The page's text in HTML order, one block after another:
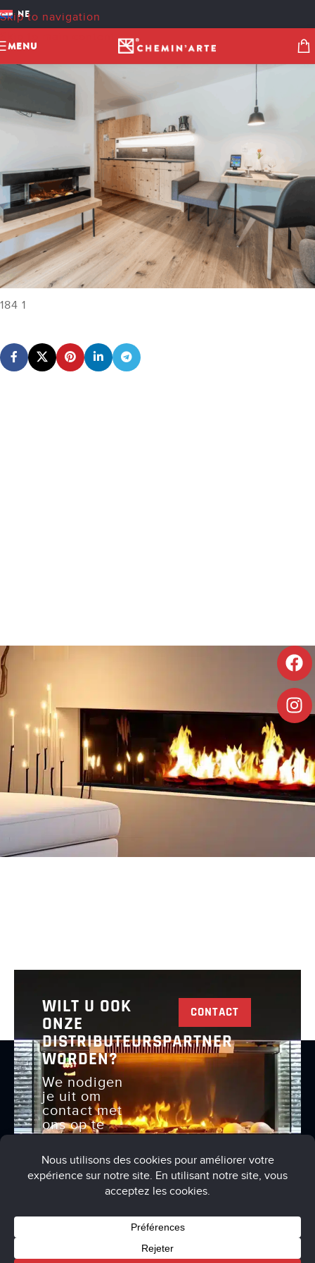
Skip to navigation
NE
MENU
184 1
WILT U OOK
ONZE
DISTRIBUTEURSPARTNER
WORDEN?
We nodigen
je uit om
contact met
ons op te
nemen om
het volgende
te bespreken
CONTACT
Gebruiksvoorwaarden